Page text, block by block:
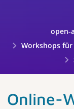
open-
Workshops für
Online-